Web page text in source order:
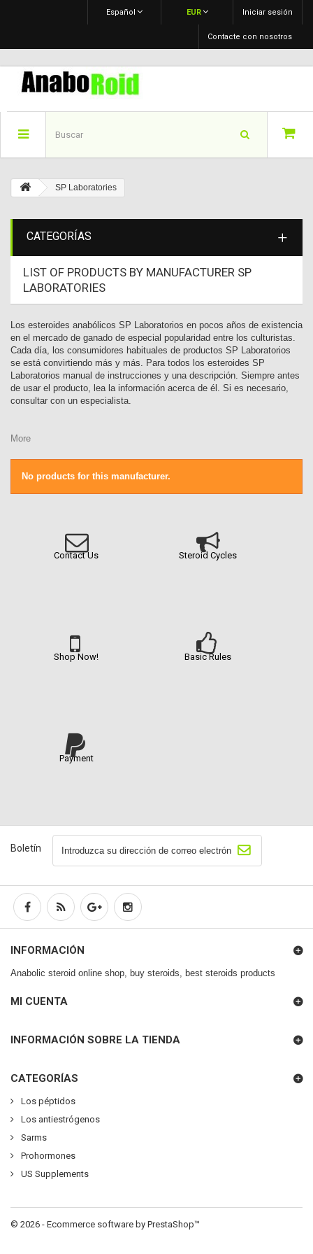
Iniciar sesión
EUR
Español
Contacte con nosotros
SP Laboratories
CATEGORÍAS
LIST OF PRODUCTS BY MANUFACTURER SP
LABORATORIES
Los esteroides anabólicos SP Laboratorios en pocos años de existencia
en el mercado de ganado de especial popularidad entre los culturistas.
Cada día, los consumidores habituales de productos SP Laboratorios
se está convirtiendo más y más. Para todos los esteroides SP
Laboratorios manual de instrucciones y una descripción. Siempre antes
de usar el producto, lea la información acerca de él. Si es necesario,
consultar con un especialista.
More
No products for this manufacturer.
Contact Us Steroid Cycles
Shop Now! Basic Rules
Payment
Boletín
INFORMACIÓN
Anabolic steroid online shop, buy steroids, best steroids products
© 2026 - Ecommerce software by PrestaShop™
MI CUENTA
INFORMACIÓN SOBRE LA TIENDA
CATEGORÍAS
Los péptidos
Los antiestrógenos
Sarms
Prohormones
US Supplements